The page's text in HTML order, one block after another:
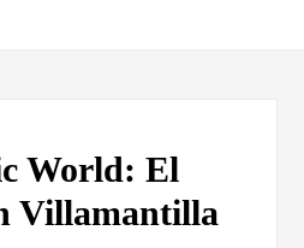
World: El
Villamantilla